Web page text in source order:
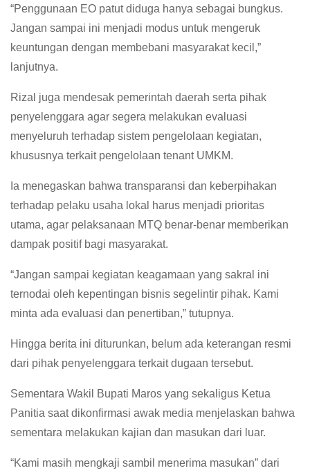
“Penggunaan EO patut diduga hanya sebagai bungkus.
Jangan sampai ini menjadi modus untuk mengeruk
keuntungan dengan membebani masyarakat kecil,”
lanjutnya.
Rizal juga mendesak pemerintah daerah serta pihak
penyelenggara agar segera melakukan evaluasi
menyeluruh terhadap sistem pengelolaan kegiatan,
khususnya terkait pengelolaan tenant UMKM.
Ia menegaskan bahwa transparansi dan keberpihakan
terhadap pelaku usaha lokal harus menjadi prioritas
utama, agar pelaksanaan MTQ benar-benar memberikan
dampak positif bagi masyarakat.
“Jangan sampai kegiatan keagamaan yang sakral ini
ternodai oleh kepentingan bisnis segelintir pihak. Kami
minta ada evaluasi dan penertiban,” tutupnya.
Hingga berita ini diturunkan, belum ada keterangan resmi
dari pihak penyelenggara terkait dugaan tersebut.
Sementara Wakil Bupati Maros yang sekaligus Ketua
Panitia saat dikonfirmasi awak media menjelaskan bahwa
sementara melakukan kajian dan masukan dari luar.
“Kami masih mengkaji sambil menerima masukan” dari